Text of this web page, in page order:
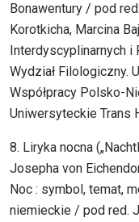
Bonawentury / pod
Korotkicha, Marcina
Interdyscyplinarnych i
Wydział Filologiczny.
Współpracy Polsko-
Uniwersyteckie Trans
8. Liryka nocna
Josepha von
Noc : symbol, temat,
niemieckie / pod red.